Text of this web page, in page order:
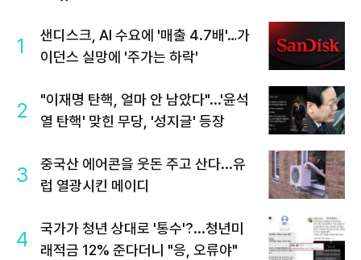
1
샌디스크, AI 수요에 '매출 4.7배'…가
이던스 실망에 '주가는 하락'
2
"이재명 탄핵, 얼마 안 남았다"...'윤석
열 탄핵' 맞힌 무당, '성지글' 등장
3
중국산 에어콘을 웃돈 주고 산다...유
럽 열광시킨 메이디
4
국가가 청년 상대로 '통수'?...청년미
래적금 12% 준다더니 "응, 오류야"